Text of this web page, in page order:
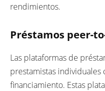
rendimientos.
Préstamos peer-
Las plataformas de
prestamistas
financiamiento. Estas